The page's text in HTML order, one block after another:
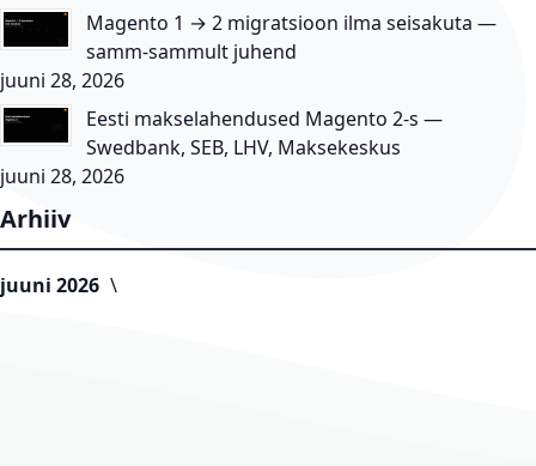
Magento 1 → 2 migratsioon ilma seisakuta —
samm-sammult juhend
juuni 28, 2026
Eesti makselahendused Magento 2-s —
Swedbank, SEB, LHV, Maksekeskus
juuni 28, 2026
Arhiiv
juuni 2026